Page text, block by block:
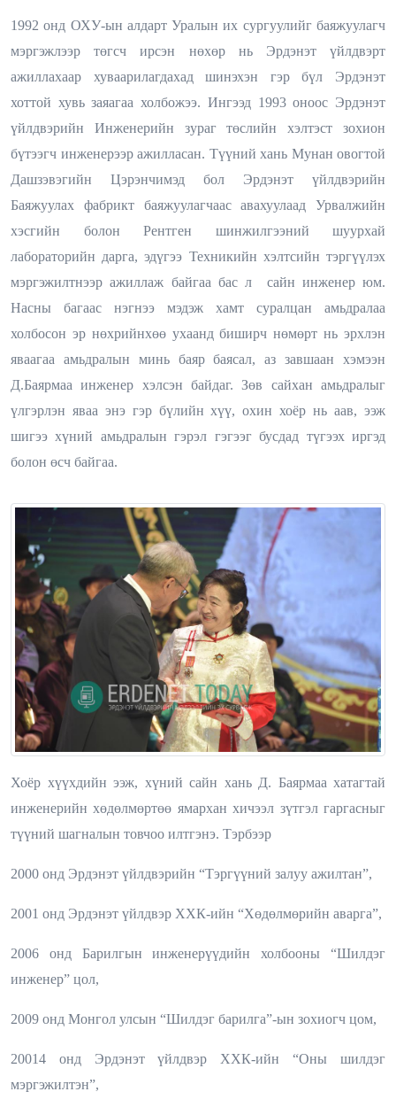
1992 онд ОХУ-ын алдарт Уралын их сургуулийг баяжуулагч
мэргэжлээр төгсч ирсэн нөхөр нь Эрдэнэт үйлдвэрт
ажиллахаар хуваарилагдахад шинэхэн гэр бүл Эрдэнэт
хоттой хувь заяагаа холбожээ. Ингээд 1993 оноос Эрдэнэт
үйлдвэрийн Инженерийн зураг төслийн хэлтэст зохион
бүтээгч инженерээр ажилласан. Түүний хань Мунан овогтой
Дашзэвэгийн Цэрэнчимэд бол Эрдэнэт үйлдвэрийн
Баяжуулах фабрикт баяжуулагчаас авахуулаад Урвалжийн
хэсгийн болон Рентген шинжилгээний шуурхай
лабораторийн дарга, эдүгээ Техникийн хэлтсийн тэргүүлэх
мэргэжилтнээр ажиллаж байгаа бас л сайн инженер юм.
Насны багаас нэгнээ мэдэж хамт суралцан амьдралаа
холбосон эр нөхрийнхөө ухаанд биширч нөмөрт нь эрхлэн
яваагаа амьдралын минь баяр баясал, аз завшаан хэмээн
Д.Баярмаа инженер хэлсэн байдаг. Зөв сайхан амьдралыг
үлгэрлэн яваа энэ гэр бүлийн хүү, охин хоёр нь аав, ээж
шигээ хүний амьдралын гэрэл гэгээг бусдад түгээх иргэд
болон өсч байгаа.
Хоёр хүүхдийн ээж, хүний сайн хань Д. Баярмаа хатагтай
инженерийн хөдөлмөртөө ямархан хичээл зүтгэл гаргасныг
түүний шагналын товчоо илтгэнэ. Тэрбээр
2000 онд Эрдэнэт үйлдвэрийн “Тэргүүний залуу ажилтан”,
2001 онд Эрдэнэт үйлдвэр ХХК-ийн “Хөдөлмөрийн аварга”,
2006 онд Барилгын инженерүүдийн холбооны “Шилдэг
инженер” цол,
2009 онд Монгол улсын “Шилдэг барилга”-ын зохиогч цом,
20014 онд Эрдэнэт үйлдвэр ХХК-ийн “Оны шилдэг
мэргэжилтэн”,